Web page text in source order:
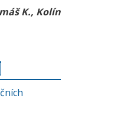
K., Kolín